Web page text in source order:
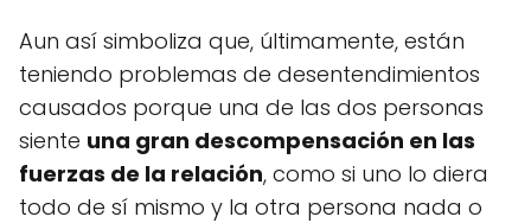
Aun así simboliza que, últimamente, están
teniendo problemas de desentendimientos
causados porque una de las dos personas
siente una gran descompensación en las
fuerzas de la relación, como si uno lo diera
todo de sí mismo y la otra persona nada o